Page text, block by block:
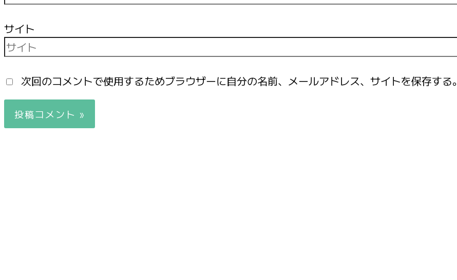
サイト
次回のコメントで使用するためブラウザーに自分の名前、メールアドレス、サイトを保存する。